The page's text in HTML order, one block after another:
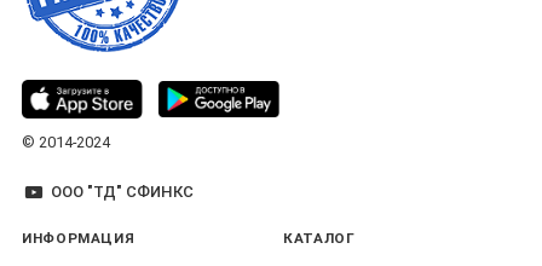
© 2014-2024
ООО "ТД" СФИНКС
ИНФОРМАЦИЯ КАТАЛОГ